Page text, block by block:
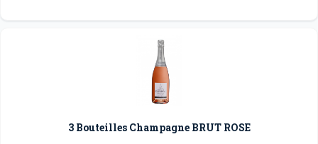
3 Bouteilles Champagne BRUT ROSE